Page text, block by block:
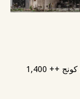
ابتداءً من 1,400 دولار هونج كونج ++ 1,400